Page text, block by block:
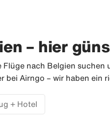
– hier
nach Belgien suchen
bei Airngo – wir haben ein
+ Hotel